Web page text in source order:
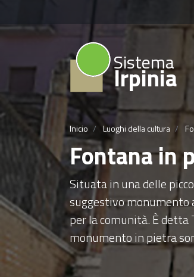
Sistema
Irpinia
Inicio Luoghi della cultura
Fontana in
Situata in una delle
suggestivo
per la comunità. È detta
monumento in pietra